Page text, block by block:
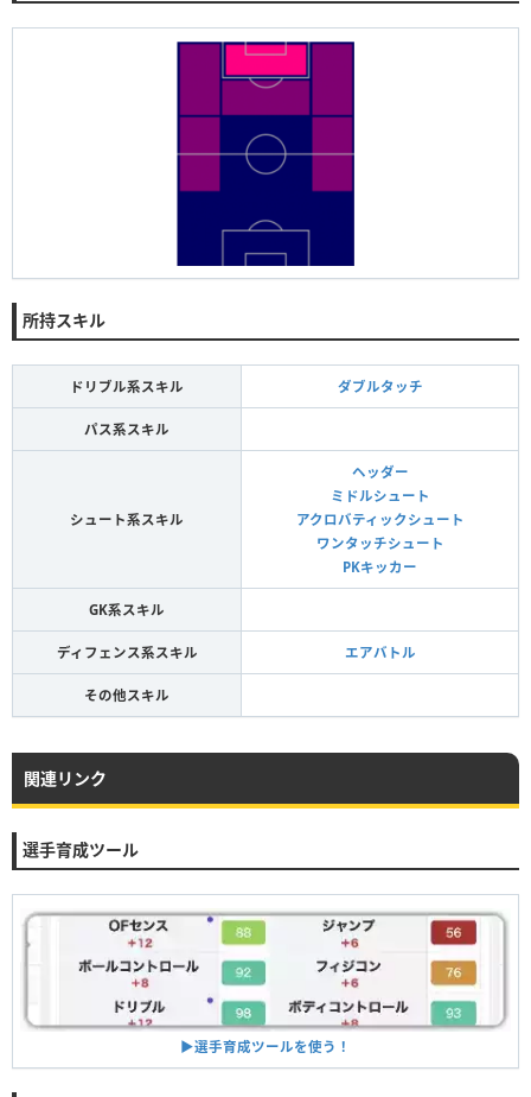
所持スキル
ドリブル系スキル ダブルタッチ
パス系スキル
シュート系スキル
ヘッダー
ミドルシュート
アクロバティックシュート
ワンタッチシュート
PKキッカー
GK系スキル
ディフェンス系スキル エアバトル
その他スキル
関連リンク
選手育成ツール
▶︎選手育成ツールを使う！